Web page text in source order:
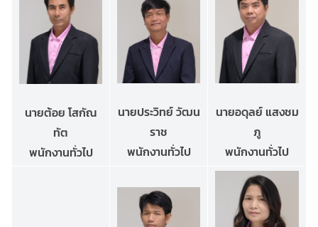
นายต้อย โสกัณ
ทัต
พนักงานทั่วไป
นายประวิทย์ วัฒน
ราช
พนักงานทั่วไป
นายอดุลย์ แสงชม
ภู
พนักงานทั่วไป